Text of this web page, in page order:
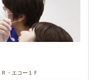
・エコー１Ｆ